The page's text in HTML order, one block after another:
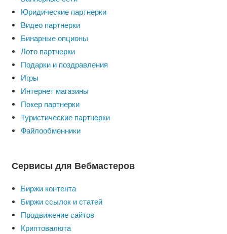
Юридические партнерки
Видео партнерки
Бинарные опционы
Лото партнерки
Подарки и поздравления
Игры
Интернет магазины
Покер партнерки
Туристические партнерки
Файлообменники
Сервисы для Вебмастеров
Биржи контента
Биржи ссылок и статей
Продвижение сайтов
Криптовалюта